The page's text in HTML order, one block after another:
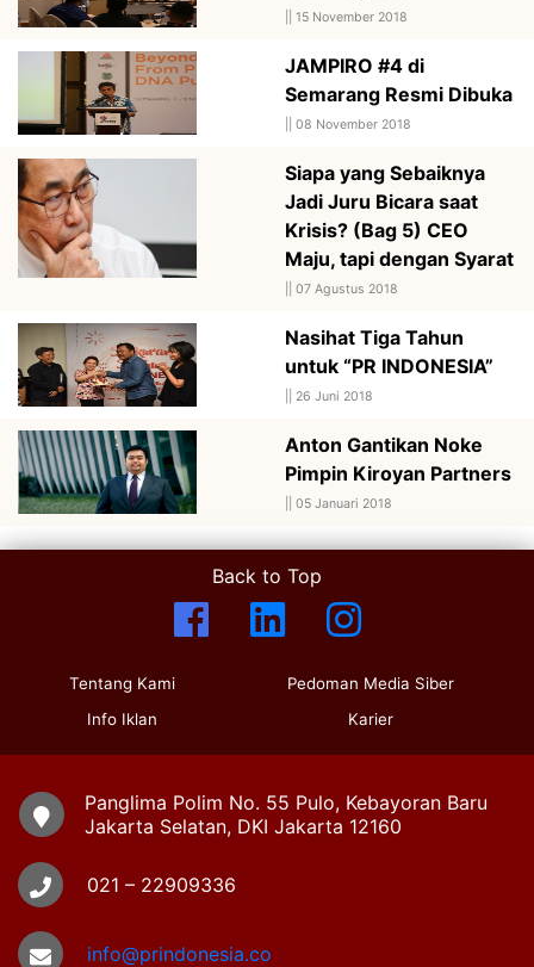
15 November 2018
JAMPIRO #4 di
Semarang Resmi Dibuka
08 November 2018
Siapa yang Sebaiknya
Jadi Juru Bicara saat
Krisis? (Bag 5) CEO
Maju, tapi dengan Syarat
07 Agustus 2018
Nasihat Tiga Tahun
untuk “PR INDONESIA”
26 Juni 2018
Anton Gantikan Noke
Pimpin Kiroyan Partners
05 Januari 2018
Back to Top
Tentang Kami
Info Iklan
Pedoman Media Siber
Karier
Panglima Polim No. 55 Pulo, Kebayoran Baru
Jakarta Selatan, DKI Jakarta 12160
021 – 22909336
info@prindonesia.co